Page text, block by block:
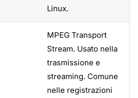
Linux.
MPEG Transport
Stream. Usato nella
trasmissione e
streaming. Comune
nelle registrazioni